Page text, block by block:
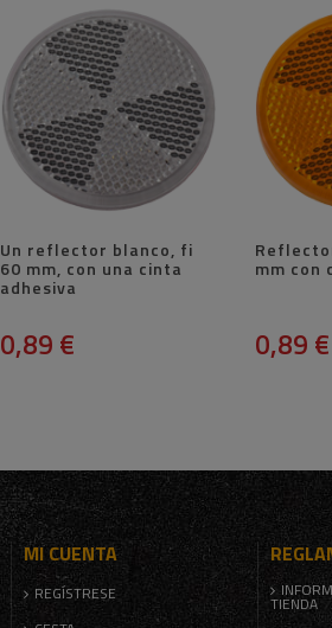
Un reflector blanco, fi
60 mm, con una cinta
adhesiva
0,89 €
mm con
0,89 €
MI CUENTA
REGÍSTRESE
TIENDA